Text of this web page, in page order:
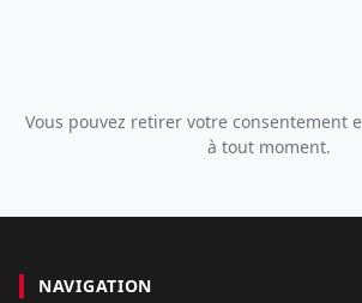
Vous pouvez retirer votre consentement
à tout moment.
NAVIGATION